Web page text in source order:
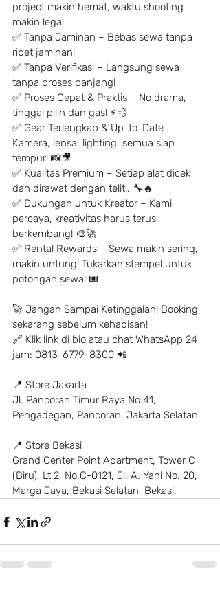
project makin hemat, waktu shooting
makin lega!
✅ Tanpa Jaminan – Bebas sewa tanpa
ribet jaminan!
✅ Tanpa Verifikasi – Langsung sewa
tanpa proses panjang!
✅ Proses Cepat & Praktis – No drama,
tinggal pilih dan gas! ⚡️💨
✅ Gear Terlengkap & Up-to-Date –
Kamera, lensa, lighting, semua siap
tempur! 📸🎥
✅ Kualitas Premium – Setiap alat dicek
dan dirawat dengan teliti. 🔧🔥
✅ Dukungan untuk Kreator – Kami
percaya, kreativitas harus terus
berkembang! 🎨🚀
✅ Rental Rewards – Sewa makin sering,
makin untung! Tukarkan stempel untuk
potongan sewa! 🎟
🚀 Jangan Sampai Ketinggalan! Booking
sekarang sebelum kehabisan!
🔗 Klik link di bio atau chat WhatsApp 24
jam: 0813-6779-8300 📲
📍 Store Jakarta
Jl. Pancoran Timur Raya No.41,
Pengadegan, Pancoran, Jakarta Selatan.
📍 Store Bekasi
Grand Center Point Apartment, Tower C
(Biru), Lt.2, No.C-0121, Jl. A. Yani No. 20,
Marga Jaya, Bekasi Selatan, Bekasi.